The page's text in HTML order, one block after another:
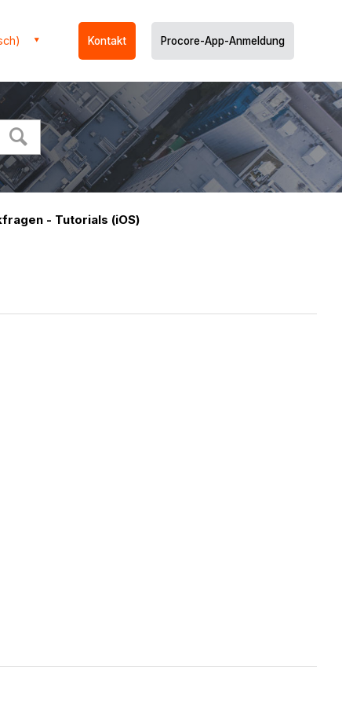
Kontakt Procore-App-Anmeldung
- Tutorials (iOS)